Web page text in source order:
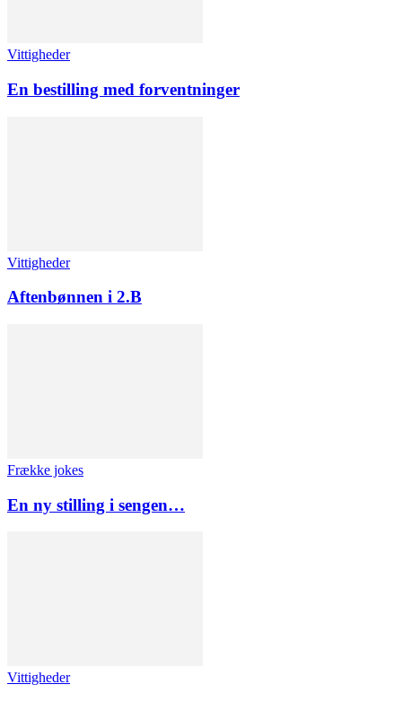
Vittigheder
En bestilling med forventninger
Vittigheder
Aftenbønnen i 2.B
Frække jokes
En ny stilling i sengen…
Vittigheder